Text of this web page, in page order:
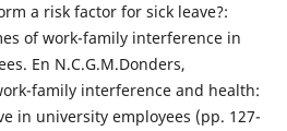
a risk factor for sick leave?:
of work-family interference in
En N.C.G.M.Donders,
family interference and health:
in university employees (pp. 127-